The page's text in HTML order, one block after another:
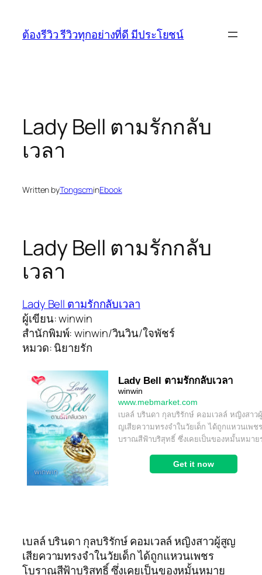
content
ต้องรีวิว รีวิวทุกอย่างที่ดี มีประโยชน์
Lady Bell ตามรักกลับ
เวลา
Written byTongscminEbook
Lady Bell ตามรักกลับ
เวลา
Lady Bell ตามรักกลับเวลา
ผู้เขียน: winwin
สำนักพิมพ์: winwin/วินวิน/ใจพัชร์
หมวด: นิยายรัก
เบลล์ บรินดา กุลบริรักษ์ คอมเวลล์ หญิงสาวผู้สูญ
เสียความทรงจำในวัยเด็ก ได้ถูกแหวนเพชร
โบราณสีฟ้าบริสุทธิ์ ซึ่งเคยเป็นของหมั้นหมาย